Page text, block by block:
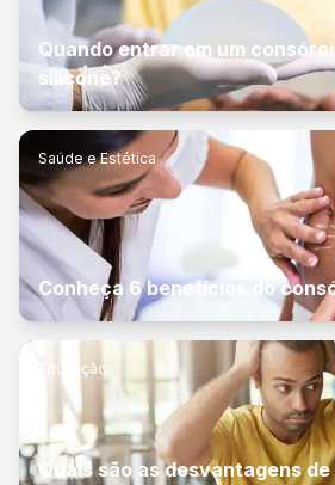
Quando entrar em um
silicone?
Saúde e Estética
Conheça 6 benefícios do
Educação
Quais são as desvantagens